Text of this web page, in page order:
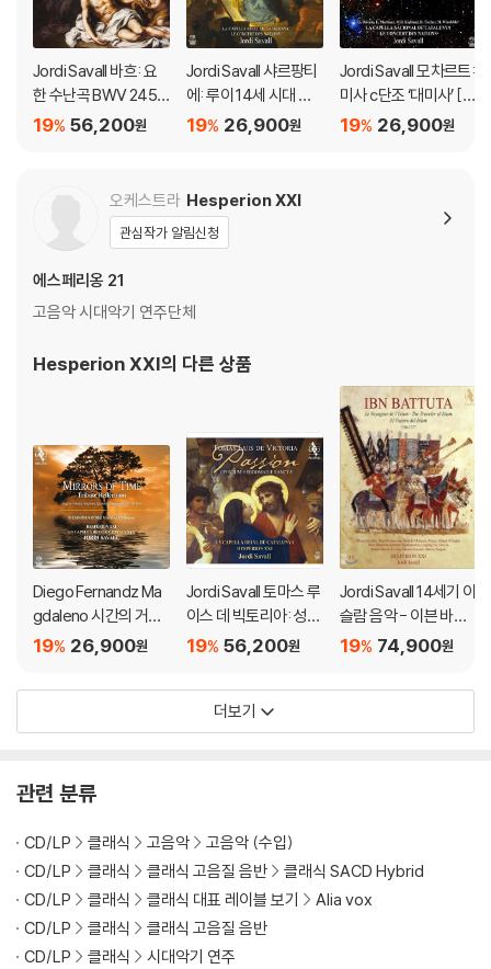
Jordi Savall 바흐: 요
한 수난곡 BWV 245
(Bach: Johannes-P
56,200원
19%
Jordi Savall 샤르팡티
에: 루이 14세 시대 바
로크 크리스마스 (Cha
me Of Louis Xiv) [S
ACD Hybrid]
26,900원
19%
Jordi Savall 모차르트:
미사 c단조 ‘대미사’ [루
카 굴리엘미 보완] (Mo
26,900원
19%
오케스트라 Hesperion XXI
관심작가 알림신청
에스페리옹 21
고음악 시대악기 연주단체
Hesperion XXI의 다른 상품
Diego Fernandz Ma
gdaleno 시간의 거울
(Mirrors Of Time - T
26,900원
19%
Jordi Savall 토마스 루
이스 데 빅토리아: 성주
간 성무일도 (Tomas
ficium Hebdomada
e Sanctae - Rom 15
85)
56,200원
19%
Jordi Savall 14세기 이
슬람 음악 - 이븐 바투
타 여행기 (Ibn Battut
slam)
74,900원
19%
더보기
관련 분류
CD/LP 클래식 고음악
고음악 (수입)
CD/LP
클래식 클래식 고음질 음반
클래식 SACD Hybrid
CD/LP
클래식 클래식 대표 레이블 보기
Alia vox
CD/LP
클래식
클래식 고음질 음반
CD/LP
클래식 시대악기 연주